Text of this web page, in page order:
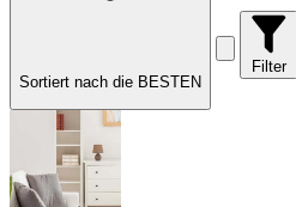
Sortiert nach die BESTEN
Filter